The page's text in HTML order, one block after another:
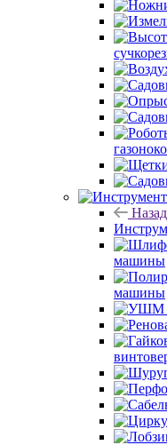
Назад
машины
машины